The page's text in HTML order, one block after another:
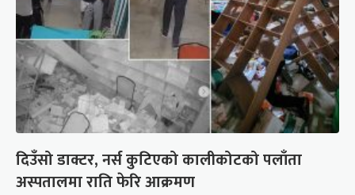
दिउँसो डाक्टर, नर्स कुटिएको कालीकोटको पलाँता
अस्पतालमा राति फेरि आक्रमण